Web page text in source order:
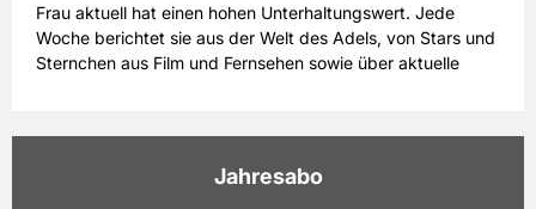
Frau aktuell hat einen hohen Unterhaltungswert. Jede
Woche berichtet sie aus der Welt des Adels, von Stars und
Sternchen aus Film und Fernsehen sowie über aktuelle
Rätselfreunde, die begeistert sind vom großen Rätselteil
aktuell im Abonnement begeistert auch wegen der Vielfalt
Jahresabo